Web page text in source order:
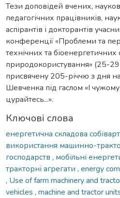
Тези доповідей вчених,
педагогічних працівників,
аспірантів і докторантів
конференції «Проблеми та
технічних та біоенергетичних
природокористування» (25-
присвячену 205-річчю з дня
Шевченка під гаслом «І
цурайтесь...».
Ключові слова
енергетична складова
використання машинно-
господарств , мобільні
тракторні агрегати , energy
, Use of farm machinery and
vehicles , machine and tractor